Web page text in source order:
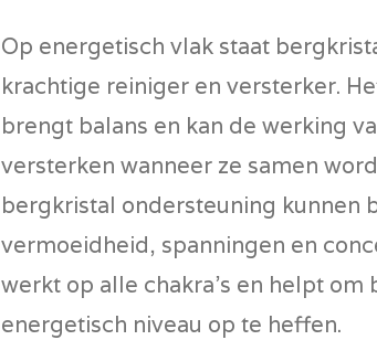
Op energetisch vlak staat
krachtige reiniger en versterker.
brengt balans en kan de werking
versterken wanneer ze samen
bergkristal ondersteuning kunnen
vermoeidheid, spanningen en
werkt op alle chakra’s en helpt om
energetisch niveau op te heffen.